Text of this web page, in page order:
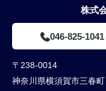
株式
046-825-1041
〒238-0014
神奈川県横須賀市三春